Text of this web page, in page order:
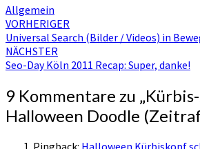
Allgemein
Beitragsnavigation
VORHERIGER
Universal Search (Bilder / Videos) in
NÄCHSTER
Seo-Day Köln 2011 Recap: Super, danke!
9 Kommentare zu „
Halloween Doodle